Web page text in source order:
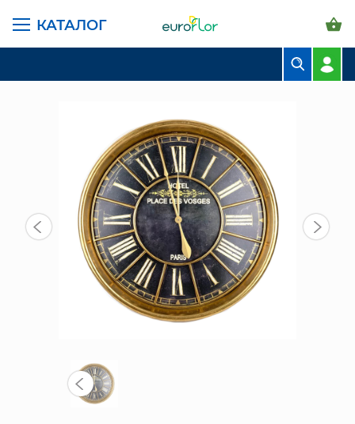
КАТАЛОГ
ЦВЕТЫ В ПАЧКАХ
СВАДЕБНАЯ ФЛОРИСТИКА
КОМНАТНЫЕ РАСТЕНИЯ
ГОРШКИ И КАШПО
ГРУНТЫ И УДОБРЕНИЯ
ПРЕДМЕТЫ ИНТЕРЬЕРА
ГЛАВНАЯ СТРАНИЦА КАТАЛОГ ПРЕДМЕТЫ ИНТЕРЬЕРА